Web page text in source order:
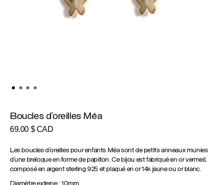
Boucles d’oreilles Méa
69.00 $ CAD
Les boucles d’oreilles pour enfants Méa sont de petits anneaux munies
d’une breloque en forme de papillon. Ce bijou est fabriqué en or vermeil,
composé en argent sterling 925 et plaqué en or 14k jaune ou or blanc.